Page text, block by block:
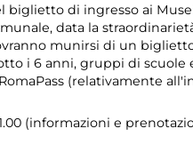
biglietto di ingresso ai
data la
munirsi di un
i 6 anni, gruppi di
(relativamente
(informazioni e